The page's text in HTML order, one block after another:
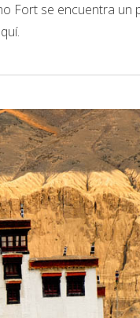
Fort se encuentra